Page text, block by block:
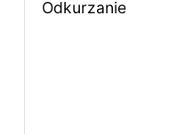
Odkurzanie